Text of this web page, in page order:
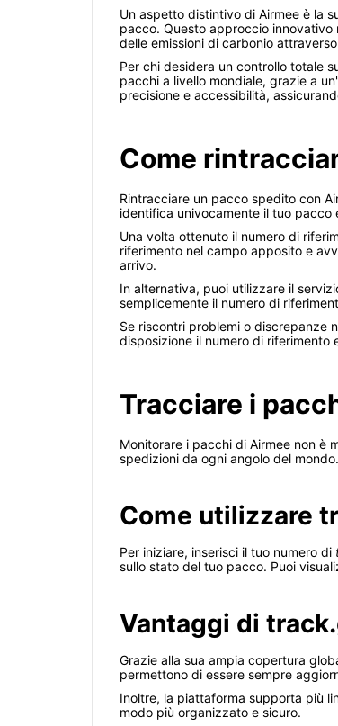
Un aspetto distintivo di Airmee è la
pacco. Questo approccio innovativo
delle emissioni di carbonio
Per chi desidera un controllo totale
pacchi a livello mondiale, grazie a
precisione e accessibilità,
Come
Rintracciare un pacco spedito con
identifica univocamente il tuo pacco
Una volta ottenuto il numero di
riferimento nel campo apposito e
arrivo.
In alternativa, puoi utilizzare il
semplicemente il numero di
Se riscontri problemi o discrepanze
disposizione il numero di
Tracciare i
Monitorare i pacchi di Airmee non è
spedizioni da ogni angolo del mondo.
Come utilizzare
Per iniziare, inserisci il tuo numero di
sullo stato del tuo pacco. Puoi
Vantaggi di
Grazie alla sua ampia copertura
permettono di essere sempre
Inoltre, la piattaforma supporta più
modo più organizzato e sicuro.